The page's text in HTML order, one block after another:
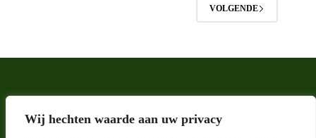
Wij hechten waarde aan uw privacy
VOLGENDE